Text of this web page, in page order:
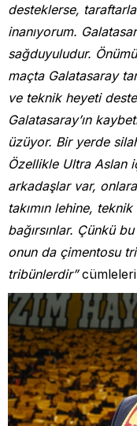
desteklerse,
inanıyorum.
sağduyuludur.
maçta Galatasaray
ve teknik heyeti
Galatasaray’ın
üzüyor. Bir yerde
Özellikle Ultra Aslan
arkadaşlar var,
takımın lehine,
bağırsınlar. Çünkü
onun da çimentosu
tribünlerdir”